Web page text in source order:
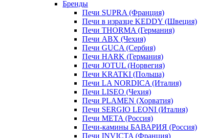
Бренды
Печи SUPRA (Франция)
Печи в изразце KEDDY (Швеция)
Печи THORMA (Германия)
Печи ABX (Чехия)
Печи GUCA (Сербия)
Печи HARK (Германия)
Печи JOTUL (Норвегия)
Печи KRATKI (Польша)
Печи LA NORDICA (Италия)
Печи LISEO (Чехия)
Печи PLAMEN (Хорватия)
Печи SERGIO LEONI (Италия)
Печи META (Россия)
Печи-камины БАВАРИЯ (Россия)
Печи INVICTA (Франция)